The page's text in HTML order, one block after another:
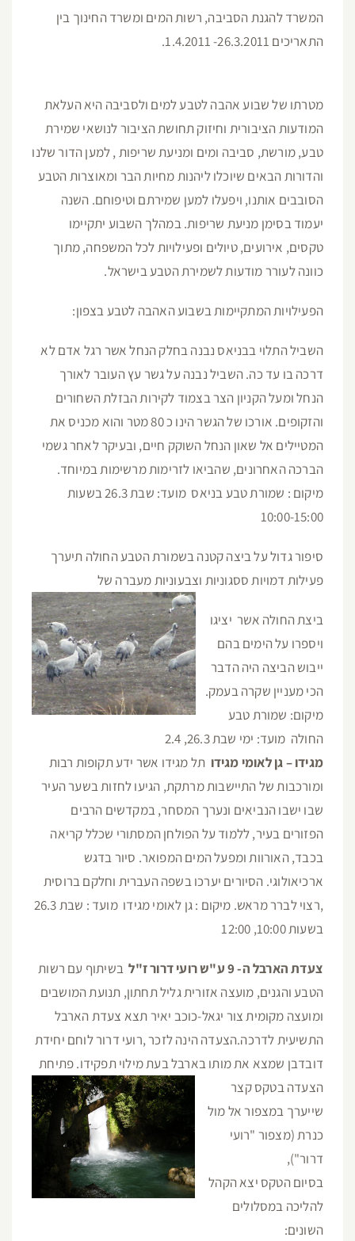
המשרד להגנת הסביבה, רשות המים ומשרד החינוך בין
התאריכים 26.3.2011- 1.4.2011.
מטרתו של שבוע אהבה לטבע למים ולסביבה היא העלאת
המודעות הציבורית וחיזוק תחושת הציבור לנושאי שמירת
טבע, מורשת, סביבה ומים ומניעת שריפות , למען הדור שלנו
והדורות הבאים שיוכלו ליהנות מחיות הבר ומאוצרות הטבע
הסובבים אותנו, ויפעלו למען שמירתם וטיפוחם. השנה
יעמוד בסימן מניעת שריפות. במהלך השבוע יתקיימו
טקסים, אירועים, טיולים ופעילויות לכל המשפחה, מתוך
כוונה לעורר מודעות לשמירת הטבע בישראל.
הפעילויות המתקיימות בשבוע האהבה לטבע בצפון:
השביל התלוי בבניאס נבנה בחלק הנחל אשר רגל אדם לא
דרכה בו עד כה. השביל נבנה על גשר עץ העובר לאורך
הנחל ומעל הקניון הצר בצמוד לקירות הבזלת השחורים
והזקופים. אורכו של הגשר הינו כ 80 מטר והוא מכניס את
המטיילים אל שאון הנחל השוקק חיים, ובעיקר לאחר גשמי
הברכה האחרונים, שהביאו לזרימות מרשימות במיוחד.
מיקום : שמורת טבע בניאס מועד: שבת 26.3 בשעות
10:00-15:00
סיפור גדול על ביצה קטנה בשמורת הטבע החולה תיערך
פעילות דמויות ססגוניות וצבעוניות מעברה של
ביצת החולה אשר יציגו
ויספרו על הימים בהם
ייבוש הביצה היה הדבר
הכי מעניין שקרה בעמק.
מיקום: שמורת טבע
החולה מועד: ימי שבת 26.3, 2.4
מגידו – גן לאומי מגידו תל מגידו אשר ידע תקופות רבות
ומורכבות של התיישבות מרתקת, הגיעו לחזות בשער העיר
שבו ישבו הנביאים ונערך המסחר, במקדשים הרבים
הפזורים בעיר, ללמוד על הפולחן המסתורי שכלל קריאה
בכבד, האורוות ומפעל המים המפואר. סיור בדגש
ארכיאולוגי. הסיורים יערכו בשפה העברית וחלקם ברוסית
,רצוי לברר מראש. מיקום : גן לאומי מגידו מועד : שבת 26.3
בשעות 10:00, 12:00
צעדת הארבל ה- 9 ע"ש רועי דרור ז"ל
בשיתוף עם רשות
הטבע והגנים, מועצה אזורית גליל תחתון, תנועת המושבים
ומועצה מקומית צור יגאל-כוכב יאיר תצא צעדת הארבל
התשיעית לדרכה.הצעדה הינה לזכר ,רועי דרור לוחם יחידת
דובדבן שמצא את מותו בארבל בעת מילוי תפקידו. פתיחת
הצעדה בטקסקצר
שייערך במצפור אל מול
כנרת (מצפור "רועי
דרור"),
בסיום הטקס יצא הקהל
להליכה במסלולים
השונים: